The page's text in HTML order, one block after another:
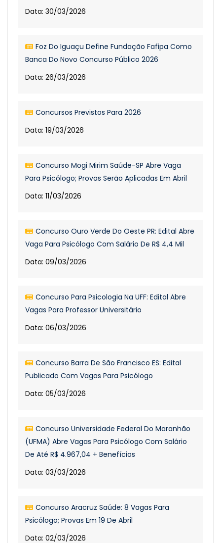
Data: 30/03/2026
Foz Do Iguaçu Define Fundação Fafipa Como
Banca Do Novo Concurso Público 2026
Data: 26/03/2026
Concursos Previstos Para 2026
Data: 19/03/2026
Concurso Mogi Mirim Saúde-SP Abre Vaga
Para Psicólogo; Provas Serão Aplicadas Em Abril
Data: 11/03/2026
Concurso Ouro Verde Do Oeste PR: Edital Abre
Vaga Para Psicólogo Com Salário De R$ 4,4 Mil
Data: 09/03/2026
Concurso Para Psicologia Na UFF: Edital Abre
Vagas Para Professor Universitário
Data: 06/03/2026
Concurso Barra De São Francisco ES: Edital
Publicado Com Vagas Para Psicólogo
Data: 05/03/2026
Concurso Universidade Federal Do Maranhão
(UFMA) Abre Vagas Para Psicólogo Com Salário
De Até R$ 4.967,04 + Benefícios
Data: 03/03/2026
Concurso Aracruz Saúde: 8 Vagas Para
Psicólogo; Provas Em 19 De Abril
Data: 02/03/2026